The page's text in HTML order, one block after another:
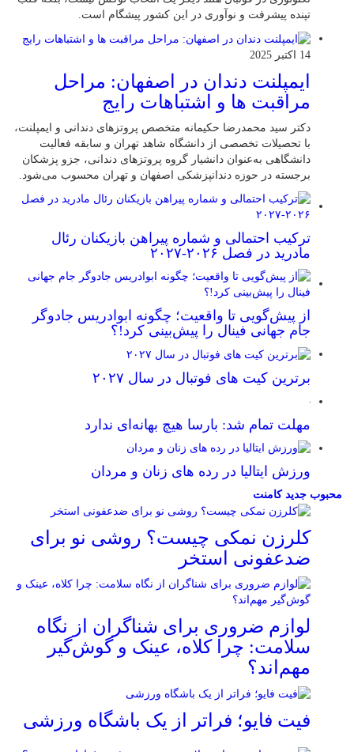
تپنده پیشرفت و نوآوری در این کشور پیشگام است.
14 اکتبر 2025
ایمپلنت دندان در اصفهان: مراحل
مراقبت ها و اشتباهات رایج
دکتر سید محمدرضا حکیمانه متخصص پروتزهای دندانی و ایمپلنت،
با تحصیلات تخصصی از دانشگاه شاهد تهران و سابقه فعالیت
دانشگاهی به‌عنوان دانشیار گروه پروتزهای دندانی، جزو پزشکان
برجسته در حوزه دندانپزشکی اصفهان و تهران محسوب می‌شود.
ترکیب احتمالی و شماره پیراهن بازیکنان رئال
مادرید در فصل ۲۰۲۶-۲۰۲۷
از پیش‌گویی تا واقعیت؛ چگونه ابوادریس جادوگر
جام جهانی فینال را پیش‌بینی کرد!؟
برترین کیت های فوتبال در سال ۲۰۲۷
مهلت تمام شد: بارسا هیچ بهانه‌‌ای ندارد
ورزش ایتالیا در رده های زنان و مردان
محبوب جدیدکامنت
کلرزن نمکی چیست؟ روشی نو برای
ضدعفونی استخر
لوازم ضروری برای شناگران از نگاه
سلامت: چرا کلاه، عینک و گوش‌گیر
مهم‌اند؟
فیت ‌فایو؛ فراتر از یک باشگاه ورزشی